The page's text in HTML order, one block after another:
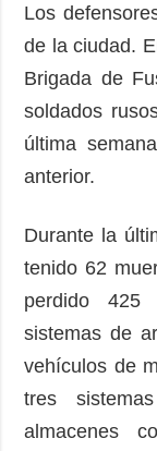
Los
de la ciudad.
Brigada de
soldados
última
anterior.
Durante la
tenido 62
perdido 425
sistemas de
vehículos de
tres
almacenes